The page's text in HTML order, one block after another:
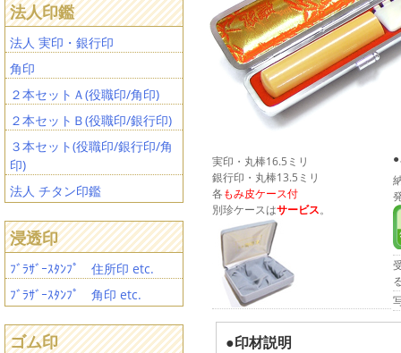
実印・丸棒16.5ミリ
銀行印・丸棒13.5ミリ
各もみ皮ケース付
別珍ケースはサービス。
●印材説明
法人印鑑
法人 実印・銀行印
角印
２本セットＡ(役職印/角印)
２本セットＢ(役職印/銀行印)
３本セット(役職印/銀行印/角
印)
法人 チタン印鑑
浸透印
ﾌﾞﾗｻﾞｰｽﾀﾝﾌﾟ 住所印 etc.
ﾌﾞﾗｻﾞｰｽﾀﾝﾌﾟ 角印 etc.
ゴム印